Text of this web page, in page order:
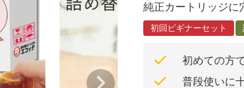
純正カートリッジに
初回ビギナーセット
初めての方
普段使いに